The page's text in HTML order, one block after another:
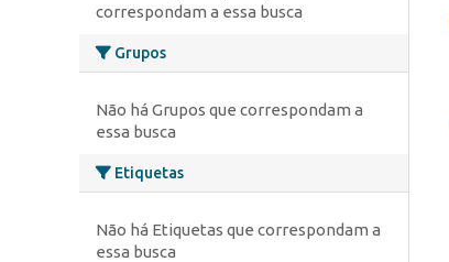
correspondam a essa busca
Grupos
Não há Grupos que correspondam a
essa busca
Etiquetas
Não há Etiquetas que correspondam a
essa busca